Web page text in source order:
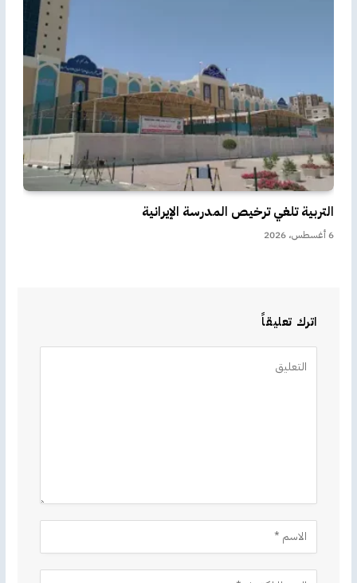
التربية تلغي ترخيص المدرسة الإيرانية
6 أغسطس، 2026
اترك تعليقاً